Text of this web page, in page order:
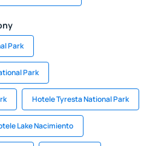
Park
Park
Hotele Tyresta National Park
Lake Nacimiento